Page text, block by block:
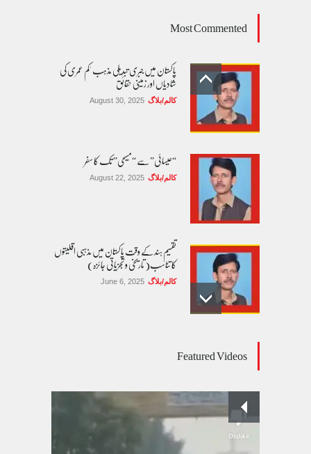
Most Commented
پاکستان میں جبری تبدیلی مذہب 'کم عمری کی
شادیاں اور زمینی حقائق
کالم/بلاگ August 30, 2025
“عیسائی” سے “مسیحی” تک کا سفر
کالم/بلاگ August 22, 2025
تقسیم ہند کے وقت پاکستان میں مذہبی اقلیتوں
کا تناسب( تاریخی و تجزیاتی جائزہ)
کالم/بلاگ June 6, 2025
پسند کی شادیوں کا بڑھتا ہوا رجحان اور راولپنڈی
کی یوسیز میں اندارج پر پابندی ایک نیا تنازعہ
Featured Videos